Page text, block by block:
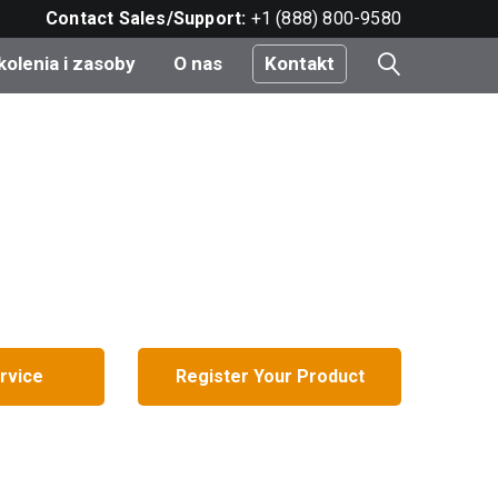
Contact Sales/Support: +1 (888) 800-9580
i zasoby O nas Kontakt
Register Your Product